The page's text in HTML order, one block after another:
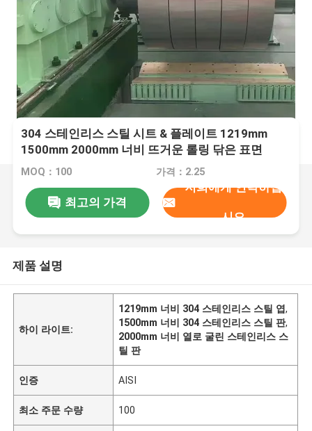
304 스테인리스 스틸 시트 & 플레이트 1219mm
1500mm 2000mm 너비 뜨거운 롤링 닦은 표면
MOQ：100 가격：2.25
최고의 가격
저희에게 연락하십
시오
제품 설명
하이 라이트:
1219mm 너비 304 스테인리스 스틸 엽,
1500mm 너비 304 스테인리스 스틸 판,
2000mm 너비 열로 굴린 스테인리스 스
틸 판
인증 AISI
최소 주문 수량 100